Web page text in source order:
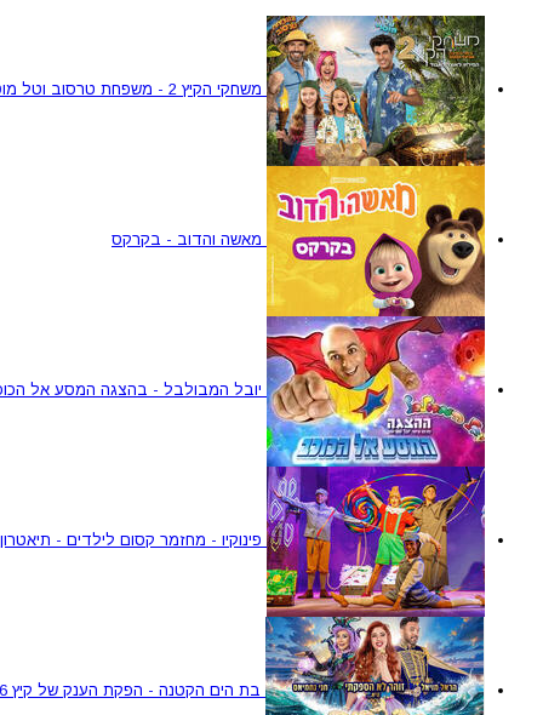
משחקי הקיץ 2 - משפחת טרסוב וטל מוסרי
מאשה והדוב - בקרקס
יובל המבולבל - בהצגה המסע אל
פינוקיו - מחזמר קסום לילדים -
בת הים הקטנה - הפקת הענק של קיץ 2026